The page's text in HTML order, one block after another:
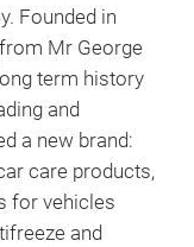
Founded in
Mr George
term history
and
a new brand:
care products,
for vehicles
and